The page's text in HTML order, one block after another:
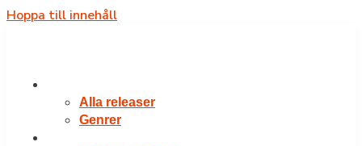
Hoppa till innehåll
Alla releaser
Genrer